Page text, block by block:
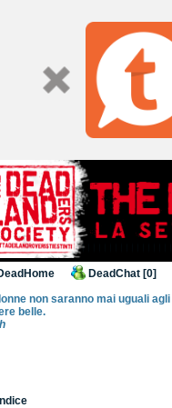
DeadChat [0]
non saranno mai uguali
belle.
Indice